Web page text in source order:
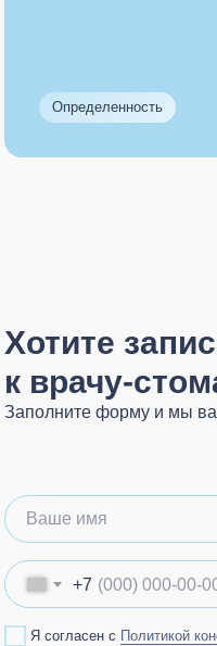
Определенность
Хотите
к врачу-
Заполните форму и мы
Ваше имя
+7
Я согласен с Политикой